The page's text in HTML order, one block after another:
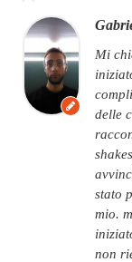
mi chiamo gabriele e sono un lettore. ho
delle
stato
mio.
non